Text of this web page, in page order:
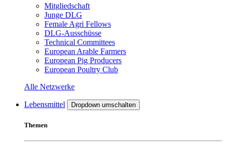
Mitgliedschaft
Junge DLG
Female Agri Fellows
DLG-Ausschüsse
Technical Committees
European Arable Farmers
European Pig Producers
European Poultry Club
Alle Netzwerke
Lebensmittel Dropdown umschalten
Themen